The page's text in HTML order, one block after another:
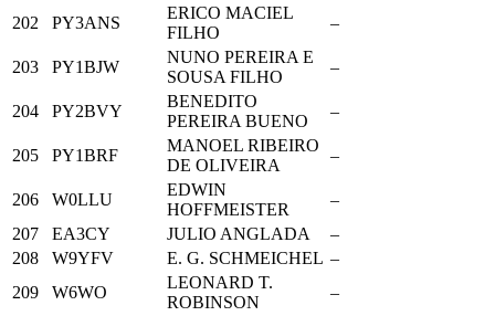
202 PY3ANS
ERICO MACIEL
FILHO
–
203 PY1BJW
NUNO PEREIRA E
SOUSA FILHO
–
204 PY2BVY
BENEDITO
PEREIRA BUENO
–
205 PY1BRF
MANOEL RIBEIRO
DE OLIVEIRA
–
206 W0LLU
EDWIN
HOFFMEISTER
–
207
EA3CY JULIO ANGLADA
–
208
W9YFV E. G. SCHMEICHEL –
209
W6WO
LEONARD T.
ROBINSON
–